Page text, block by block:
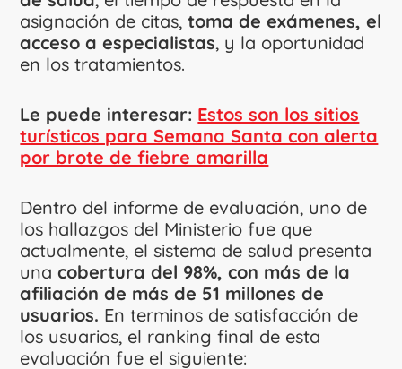
asignación de citas,toma de exámenes, el
acceso a especialistas, y la oportunidad
en los tratamientos.
Le puede interesar: Estos son los sitios
turísticos para Semana Santa con alerta
por brote de fiebre amarilla
Dentro del informe de evaluación, uno de
los hallazgos del Ministerio fue que
actualmente, el sistema de salud presenta
unacobertura del 98%, con más de la
afiliación de más de 51 millones de
usuarios. En terminos de satisfacción de
los usuarios, el ranking final de esta
evaluación fue el siguiente: